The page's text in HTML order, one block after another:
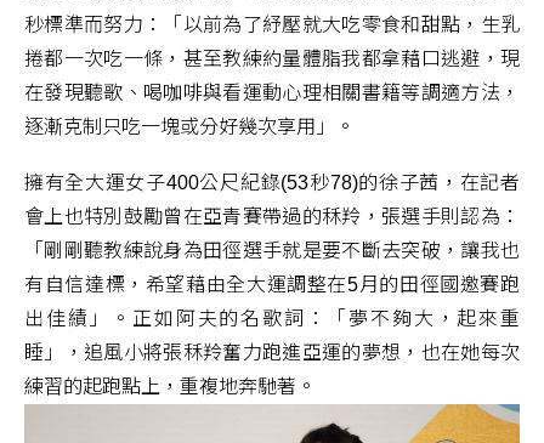
秒標準而努力：「以前為了紓壓就大吃零食和甜點，生乳
捲都一次吃一條，甚至教練約量體脂我都拿藉口逃避，現
在發現聽歌、喝咖啡與看運動心理相關書籍等調適方法，
逐漸克制只吃一塊或分好幾次享用」。
擁有全大運女子400公尺紀錄(53秒78)的徐子茜，在記者
會上也特別鼓勵曾在亞青賽帶過的秝羚，張選手則認為：
「剛剛聽教練說身為田徑選手就是要不斷去突破，讓我也
有自信達標，希望藉由全大運調整在5月的田徑國邀賽跑
出佳績」。正如阿夫的名歌詞：「夢不夠大，起來重
睡」，追風小將張秝羚奮力跑進亞運的夢想，也在她每次
練習的起跑點上，重複地奔馳著。